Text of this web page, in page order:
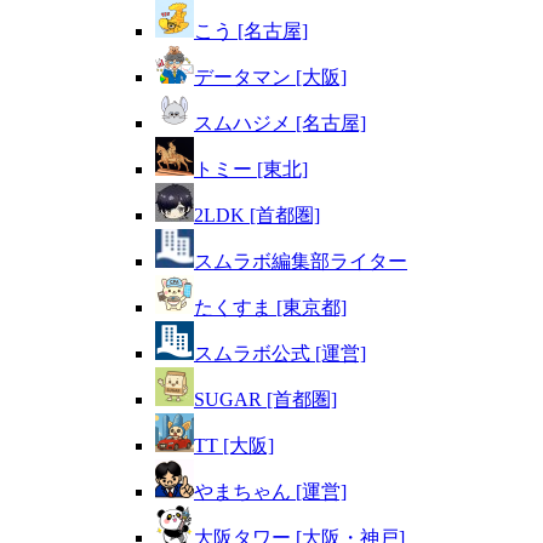
こう [名古屋]
データマン [大阪]
スムハジメ [名古屋]
トミー [東北]
2LDK [首都圏]
スムラボ編集部ライター
たくすま [東京都]
スムラボ公式 [運営]
SUGAR [首都圏]
TT [大阪]
やまちゃん [運営]
大阪タワー [大阪・神戸]